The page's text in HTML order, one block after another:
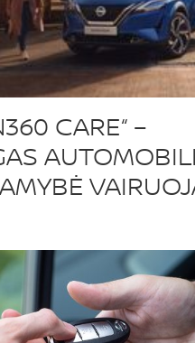
CARE“ –